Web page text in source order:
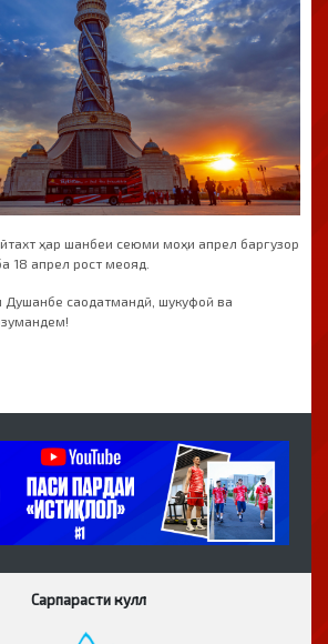
ҳар шанбеи сеюми моҳи апрел баргузор
18 апрел рост меояд.
Душанбе саодатмандӣ, шукуфоӣ ва
Сарпарасти кулл